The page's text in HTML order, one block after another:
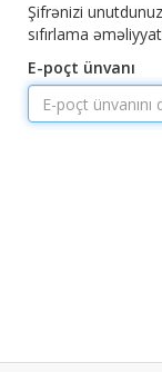
Şifrənizi
sıfırlama
E-poçt ünvanı